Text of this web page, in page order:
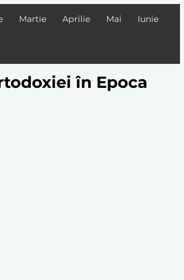
Martie Aprilie Mai Iunie
în Epoca